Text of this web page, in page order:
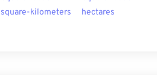
square-kilometers
hectares